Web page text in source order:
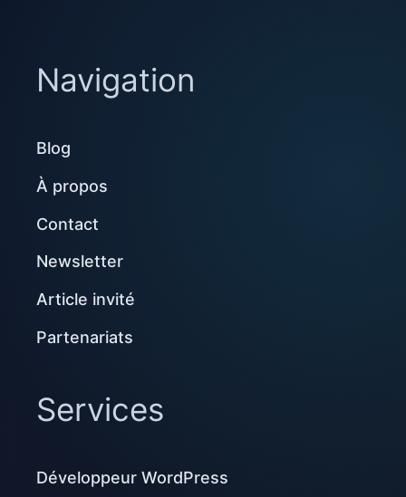
Navigation
Blog
À propos
Contact
Newsletter
Article invité
Partenariats
Services
Développeur WordPress